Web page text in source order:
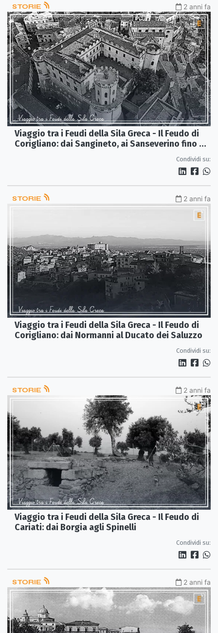
STORIE 2 anni fa
Viaggio tra i Feudi della Sila Greca - Il Feudo di
Corigliano: dai Sangineto, ai Sanseverino fino ai
Condividi su:
STORIE 2 anni fa
Viaggio tra i Feudi della Sila Greca - Il Feudo di
Corigliano: dai Normanni al Ducato dei Saluzzo
Condividi su:
STORIE 2 anni fa
Viaggio tra i Feudi della Sila Greca - Il Feudo di
Cariati: dai Borgia agli Spinelli
Condividi su:
STORIE 2 anni fa